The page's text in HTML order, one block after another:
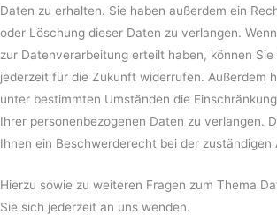
Daten zu erhalten. Sie haben außerdem ein
oder Löschung dieser Daten zu verlangen.
zur Datenverarbeitung erteilt haben, können Sie
jederzeit für die Zukunft widerrufen. Außerdem
unter bestimmten Umständen die
Ihrer personenbezogenen Daten zu verlangen.
Ihnen ein Beschwerderecht bei der zuständigen
Hierzu sowie zu weiteren Fragen zum Thema
Sie sich jederzeit an uns wenden.